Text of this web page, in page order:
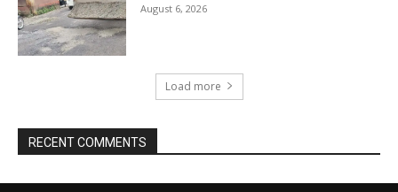
August 6, 2026
Load more
RECENT COMMENTS